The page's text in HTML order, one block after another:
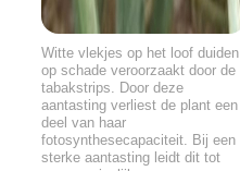
Witte vlekjes op het loof duiden
op schade veroorzaakt door de
tabakstrips. Door deze
aantasting verliest de plant een
deel van haar
fotosynthesecapaciteit. Bij een
sterke aantasting leidt dit tot